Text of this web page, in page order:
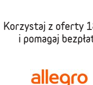
Korzystaj z oferty
i pomagaj